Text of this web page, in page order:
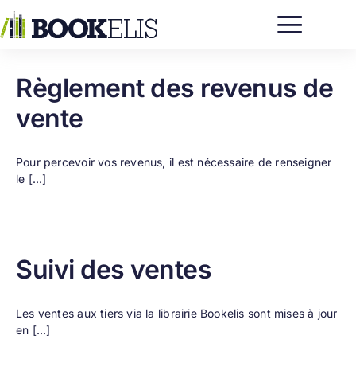
au
contenu
Règlement des revenus de
vente
Pour percevoir vos revenus, il est nécessaire de renseigner
le [...]
Suivi des ventes
Les ventes aux tiers via la librairie Bookelis sont mises à jour
en [...]